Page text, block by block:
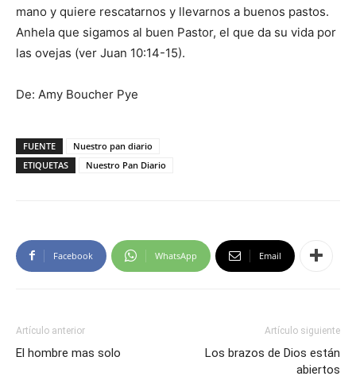
mano y quiere rescatarnos y llevarnos a buenos pastos.
Anhela que sigamos al buen Pastor, el que da su vida por
las ovejas (ver Juan 10:14-15).
De: Amy Boucher Pye
FUENTE
Nuestro pan diario
ETIQUETAS
Nuestro Pan Diario
Facebook WhatsApp Email
Artículo anterior
El hombre mas solo
Artículo siguiente
Los brazos de Dios están
abiertos